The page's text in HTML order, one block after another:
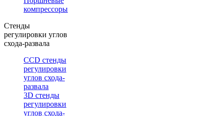
компрессоры
Стенды
регулировки углов
схода-развала
CCD стенды
регулировки
углов схода-
развала
3D стенды
регулировки
углов схода-